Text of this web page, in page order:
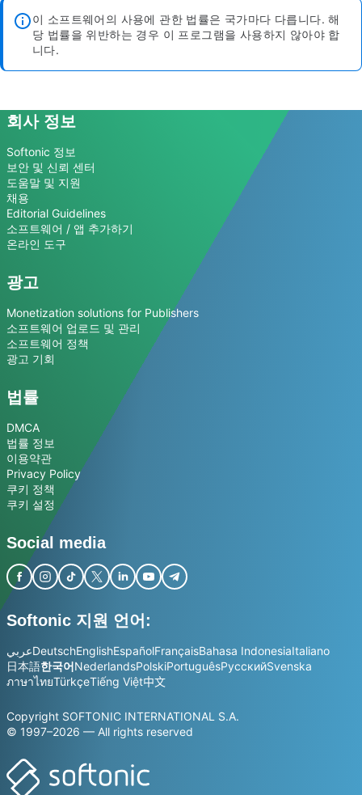
이 소프트웨어의 사용에 관한 법률은 국가마다 다릅니다. 해
당 법률을 위반하는 경우 이 프로그램을 사용하지 않아야 합
니다.
회사 정보
Softonic 정보
보안 및 신뢰 센터
도움말 및 지원
채용
Editorial Guidelines
소프트웨어 / 앱 추가하기
온라인 도구
광고
Monetization solutions for Publishers
소프트웨어 업로드 및 관리
소프트웨어 정책
광고 기회
법률
DMCA
법률 정보
이용약관
Privacy Policy
쿠키 정책
쿠키 설정
Social media
Softonic 지원 언어:
عربيDeutschEnglishEspañolFrançaisBahasa IndonesiaItaliano
日本語한국어NederlandsPolskiPortuguêsРусскийSvenska
ภาษาไทยTürkçeTiếng Việt中文
Copyright SOFTONIC INTERNATIONAL S.A.
© 1997–2026 — All rights reserved